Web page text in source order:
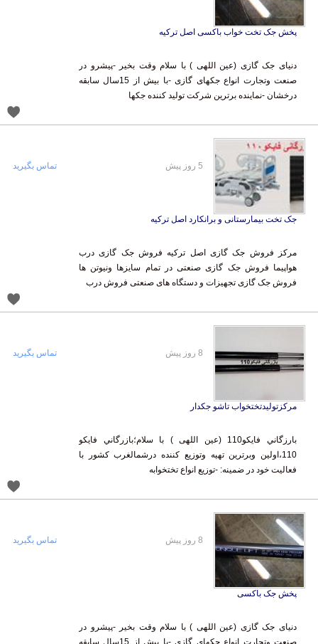
پخش جک تخت خواب باکسی اصل ترکیه
دنیای جک گازی (عین اللهی ) با سلام وقت بخیر -پیشرو در
صنعت وتجارت انواع جکهای گازی -با بیش از 15سال سابقه
درخشان -نماینده برترین شرکت تولید کننده جکها
جک تخت بیمارستانی و برانکارد اصل ترکیه
مرکز فروش جک گازی اصل ترکیه فروش جک گازی درب
هواپیما فروش جک گازی صنعتی در تمام سایزها ونیوتن ها
فروش جک گازی تجهیزات و دستگاه های صنعتی فروش درب
5 روز پیش تماس بگیرید
مرکزتولیدتختخواب تاشو جکدار
بارزگاني فايكو110 (عین اللهی ) با سلام؛بازرگاني فايكو
110،اولين وبرترين تهيه وتوزيع كننده درشمالغرب كشور با
فعاليت خود در ضمينه: -توزيع انواع تختخوابه
8 روز پیش تماس بگیرید
پخش جک باکسی
دنیای جک گازی (عین اللهی ) با سلام وقت بخیر -پیشرو در
صنعت وتجارت انواع جکهای گازی -با بیش از 15سال سابقه
8 روز پیش تماس بگیرید